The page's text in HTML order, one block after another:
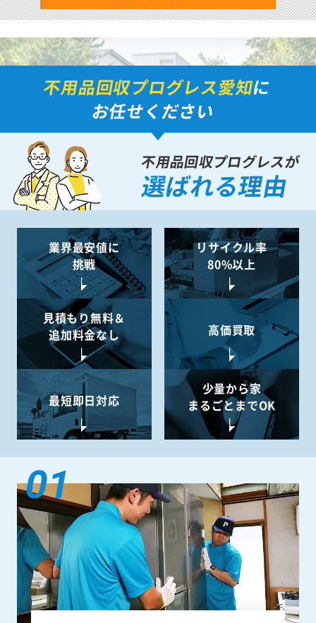
不用品回収プログレス愛知に
お任せください
不用品回収プログレスが
選ばれる理由
業界最安値に
挑戦
リサイクル率
80%以上
見積もり無料＆
追加料金なし
高価買取
最短即日対応
少量から家
まるごとまでOK